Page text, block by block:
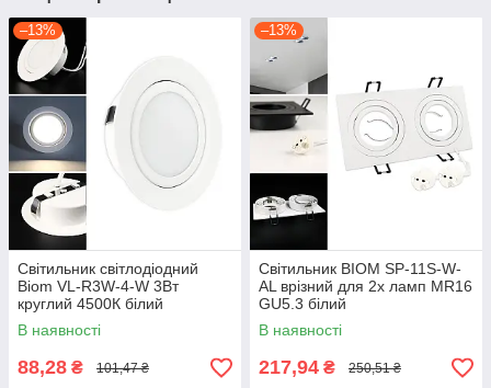
–13%
Світильник світлодіодний
Biom VL-R3W-4-W 3Вт
круглий 4500К білий
В наявності
88,28 ₴ 101,47 ₴
–13%
Світильник BIOM SP-11S-W-
AL врізний для 2х ламп MR16
GU5.3 білий
В наявності
217,94 ₴ 250,51 ₴